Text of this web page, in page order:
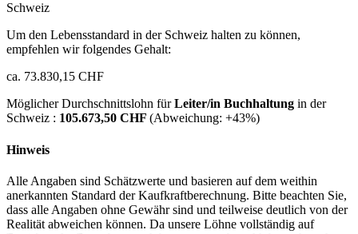
Schweiz
Um den Lebensstandard in der Schweiz halten zu können,
empfehlen wir folgendes Gehalt:
ca. 73.830,15 CHF
Möglicher Durchschnittslohn fürLeiter/in Buchhaltung in der
Schweiz : 105.673,50 CHF (Abweichung: +43%)
Hinweis
Alle Angaben sind Schätzwerte und basieren auf dem weithin
anerkannten Standard der Kaufkraftberechnung. Bitte beachten Sie,
dass alle Angaben ohne Gewähr sind und teilweise deutlich von der
Realität abweichen können. Da unsere Löhne vollständig auf